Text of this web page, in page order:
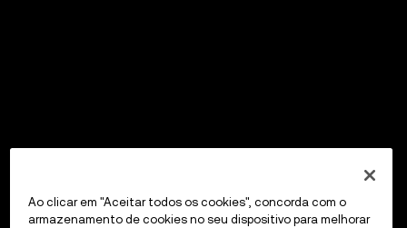
Ao clicar em "Aceitar todos os cookies", concorda com o
armazenamento de cookies no seu dispositivo para melhorar